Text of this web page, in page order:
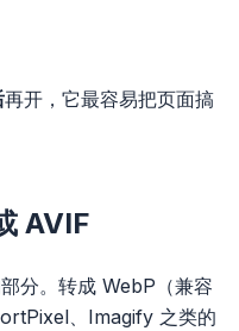
再开，它最容易把页面搞
AVIF
分。转成 WebP（兼容
、Imagify 之类的